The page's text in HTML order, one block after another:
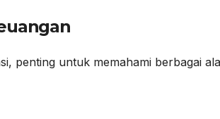
penting untuk memahami berbagai